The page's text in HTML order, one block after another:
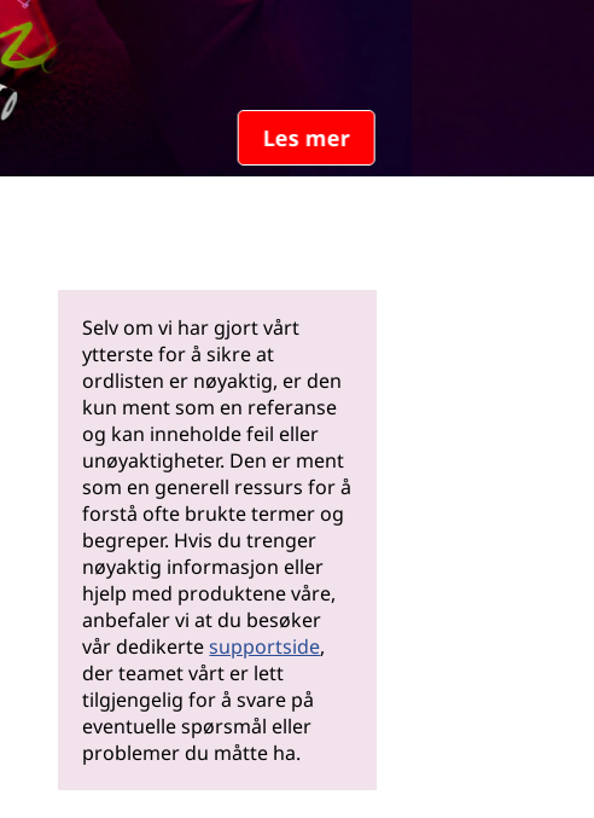
Selv om vi har gjort vårt
ytterste for å sikre at
ordlisten er nøyaktig, er den
kun ment som en referanse
og kan inneholde feil eller
unøyaktigheter. Den er ment
som en generell ressurs for å
forstå ofte brukte termer og
begreper. Hvis du trenger
nøyaktig informasjon eller
hjelp med produktene våre,
anbefaler vi at du besøker
vår dedikertesupportside,
der teamet vårt er lett
tilgjengelig for å svare på
eventuelle spørsmål eller
problemer du måtte ha.